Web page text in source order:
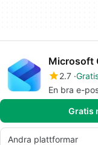
Microsoft
2.7
En bra e-
Gratis
Andra plattformar